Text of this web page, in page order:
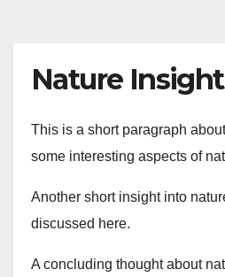
Nature
This is a short paragraph
some interesting aspects of
Another short insight into
discussed here.
A concluding thought about